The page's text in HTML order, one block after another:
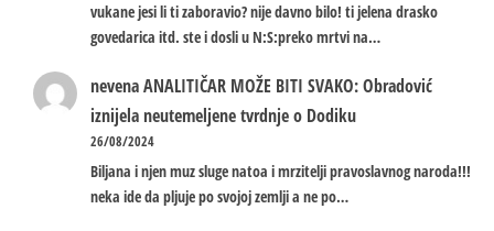
vukane jesi li ti zaboravio? nije davno bilo! ti jelena drasko
govedarica itd. ste i dosli u N:S:preko mrtvi na…
nevenaANALITIČAR MOŽE BITI SVAKO: Obradović
iznijela neutemeljene tvrdnje o Dodiku
26/08/2024
Biljana i njen muz sluge natoa i mrzitelji pravoslavnog naroda!!!
neka ide da pljuje po svojoj zemlji a ne po…